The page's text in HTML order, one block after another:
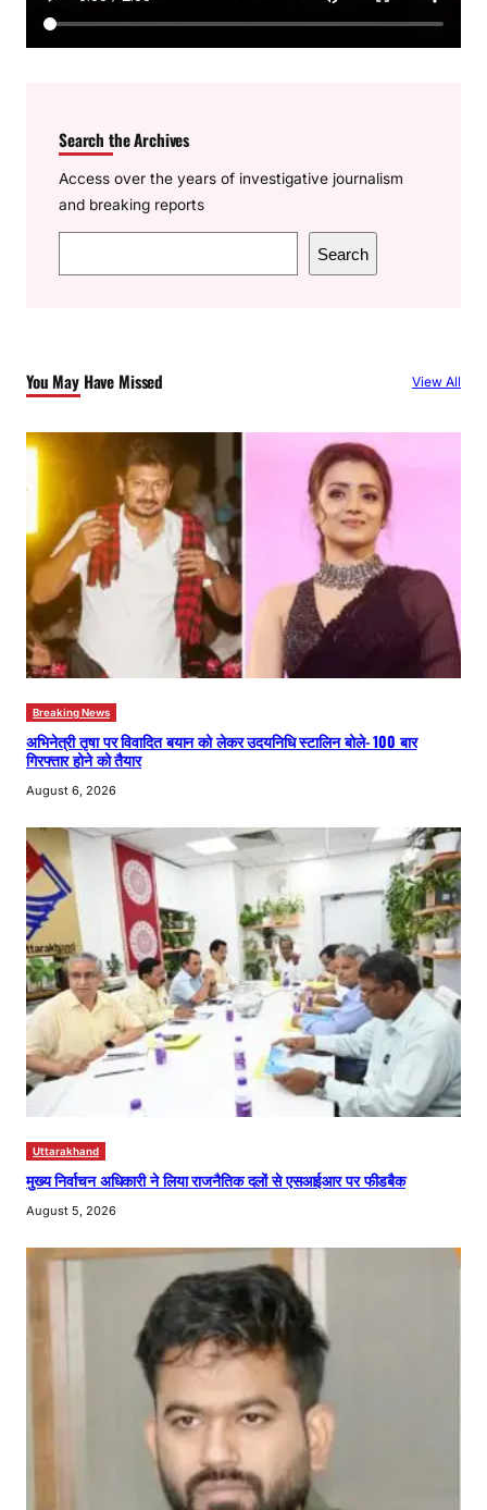
Search the Archives
Access over the years of investigative journalism
and breaking reports
e
h
Search
You May Have Missed View All
Breaking News
अभिनेत्री तृषा पर विवादित बयान को लेकर उदयनिधि स्टालिन बोले- 100 बार
गिरफ्तार होने को तैयार
August 6, 2026
Uttarakhand
मुख्य निर्वाचन अधिकारी ने लिया राजनैतिक दलों से एसआईआर पर फीडबैक
August 5, 2026